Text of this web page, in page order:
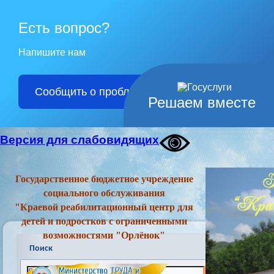
Решаем вместе
Есть вопрос?
Напишите нам
Сообщить о проблеме
Версия для слабовидящих
Государственное бюджетное учреждение
социального обслуживания
"Краевой реабилитационный центр для
детей и подростков с ограниченными
возможностями "Орлёнок"
Поиск